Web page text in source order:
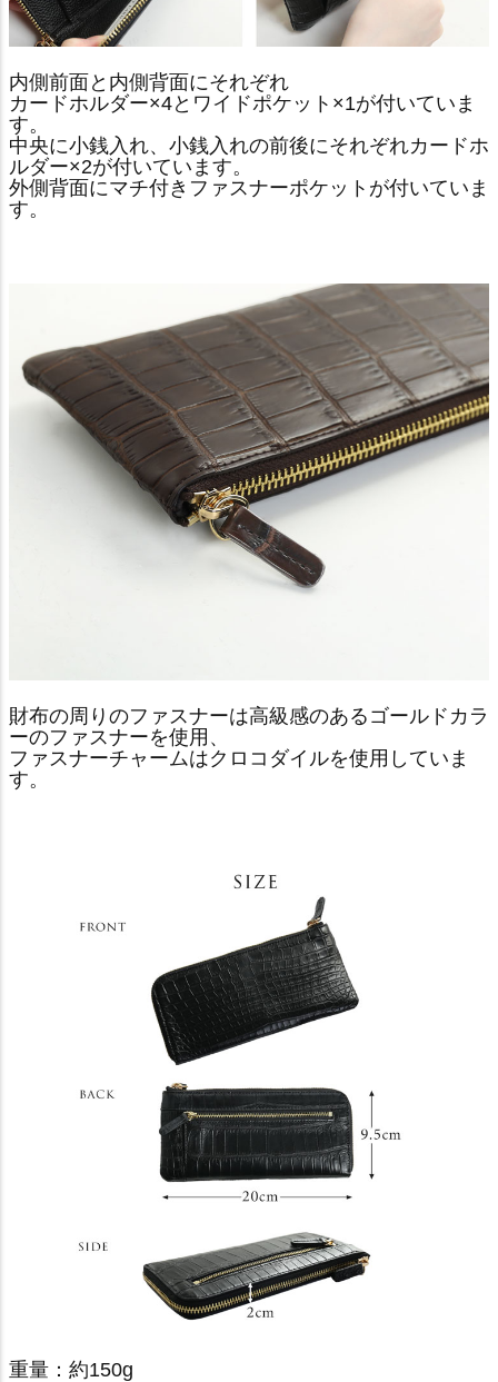
内側前面と内側背面にそれぞれ
カードホルダー×4とワイドポケット×1が付いていま
す。
中央に小銭入れ、小銭入れの前後にそれぞれカードホ
ルダー×2が付いています。
外側背面にマチ付きファスナーポケットが付いていま
す。
財布の周りのファスナーは高級感のあるゴールドカラ
ーのファスナーを使用、
ファスナーチャームはクロコダイルを使用していま
す。
重量：約150g